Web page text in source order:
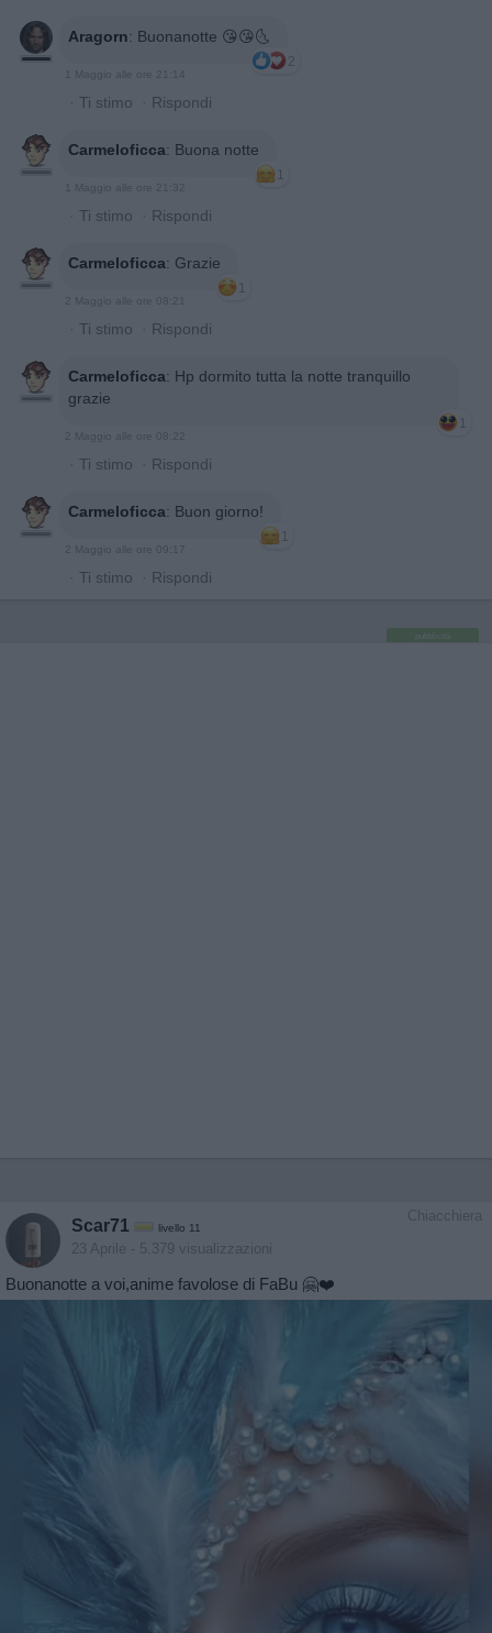
Aragorn: Buonanotte 😘😘🌜
2
· Ti stimo · Rispondi
Carmeloficca: Buona notte
1
· Ti stimo · Rispondi
Carmeloficca: Grazie
1
· Ti stimo · Rispondi
Carmeloficca: Hp dormito tutta la notte tranquillo
grazie
1
· Ti stimo · Rispondi
Carmeloficca: Buon giorno!
1
2 Maggio alle ore 09:17
· Ti stimo · Rispondi
pubblicità
Chiacchiera
Scar71 livello 11
23 Aprile - 5.379 visualizzazioni
Buonanotte a voi,anime favolose di FaBu 🤗❤️